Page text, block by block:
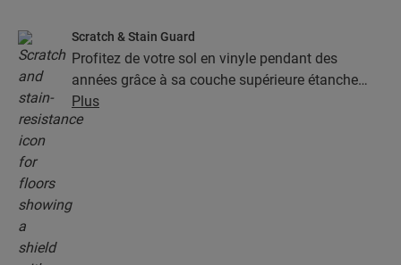
Scratch & Stain Guard
Profitez de votre sol en vinyle pendant des
années grâce à sa couche supérieure étanche
dotée de la technologie Stain & Scratch Guard.
Cette couche garantit une protection supérieure
Plus